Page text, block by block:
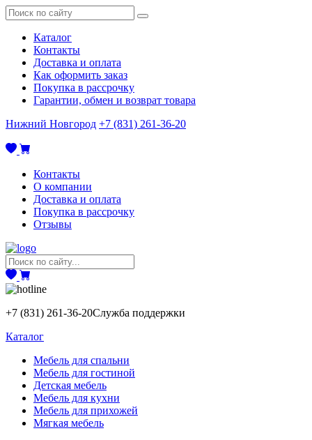
Каталог
Контакты
Доставка и оплата
Как оформить заказ
Покупка в рассрочку
Гарантии, обмен и возврат товара
Нижний Новгород +7 (831) 261-36-20
Контакты
О компании
Доставка и оплата
Покупка в рассрочку
Отзывы
+7 (831) 261-36-20Служба поддержки
Каталог
Мебель для спальни
Мебель для гостиной
Детская мебель
Мебель для кухни
Мебель для прихожей
Мягкая мебель